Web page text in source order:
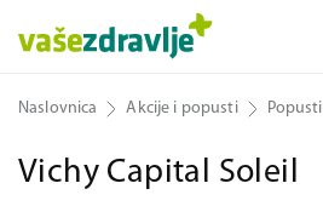
Naslovnica Akcije i popusti
Vichy Capital Soleil